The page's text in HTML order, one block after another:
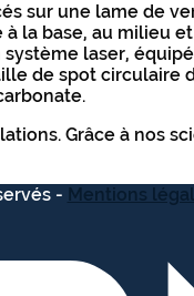
sur une lame de
la base, au milieu
laser,
de spot
Grâce à nos
- Mentions